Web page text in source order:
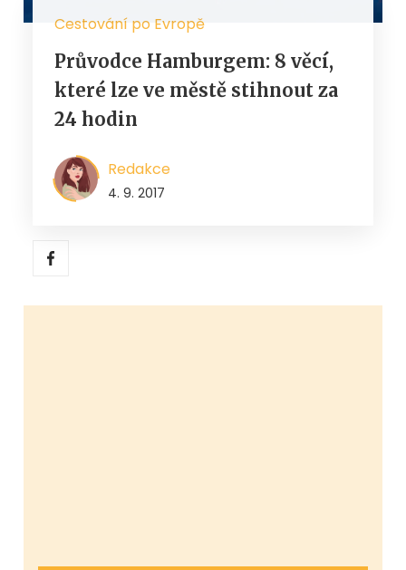
Cestování po Evropě
Průvodce Hamburgem: 8 věcí,
které lze ve městě stihnout za
24 hodin
Redakce
4. 9. 2017